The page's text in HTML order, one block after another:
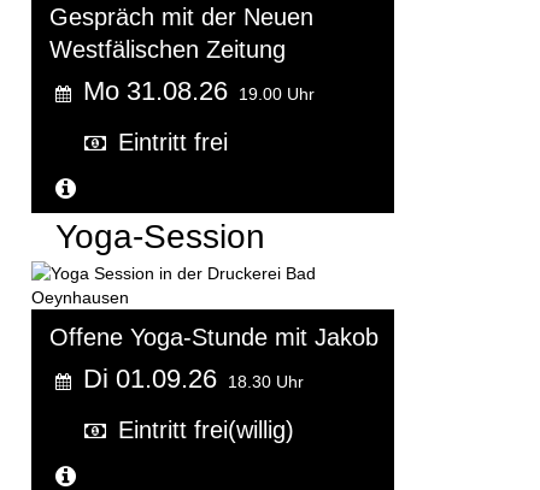
Gespräch mit der Neuen
Westfälischen Zeitung
Mo 31.08.26 19.00 Uhr
Eintritt frei
Yoga-Session
Offene Yoga-Stunde mit Jakob
Di 01.09.26 18.30 Uhr
Eintritt frei(willig)